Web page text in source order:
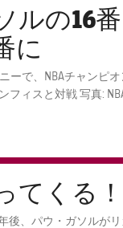
ルの16
に
ーで、NBAチャンピ
したMBAのチーム、メンフ
てくる！
後、パウ・ガソルが